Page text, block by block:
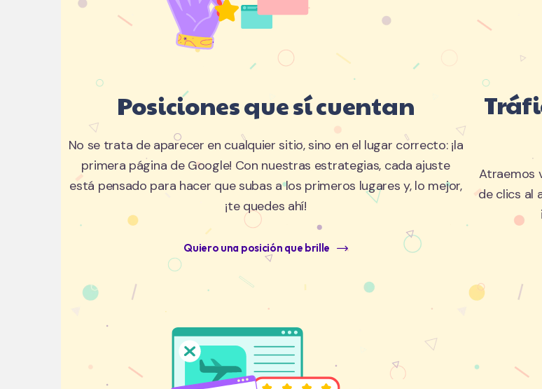
Posiciones que sí cuentan
No se trata de aparecer en cualquier sitio, sino en el lugar correcto: ¡la
primera página de Google! Con nuestras estrategias, cada ajuste
está pensado para hacer que subas a los primeros lugares y, lo mejor,
¡te quedes ahí!
Quiero una posición que brille
Atraemos
de clics al